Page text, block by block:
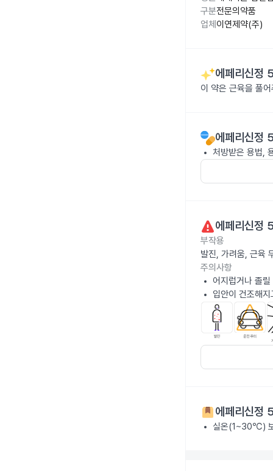
구분전문의약품
업체 이연제약(주)
에페리신정
이 약은 근육을 풀
에페리신정
처방받은 용법,
에페리신정
부작용
발진, 가려움, 근육
주의사항
어지럽거나 졸
입안이 건조해
에페리신정
실온(1~30℃)